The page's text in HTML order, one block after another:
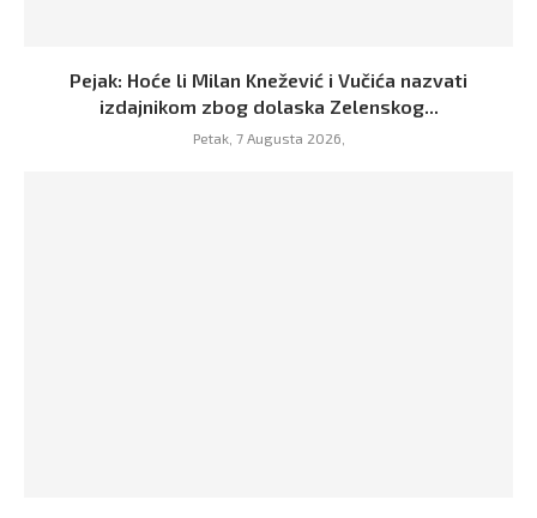
Pejak: Hoće li Milan Knežević i Vučića nazvati
izdajnikom zbog dolaska Zelenskog...
Petak, 7 Augusta 2026,